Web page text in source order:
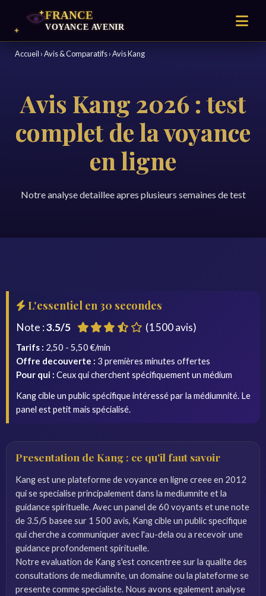
Accueil ›Avis & Comparatifs›Avis Kang
Avis Kang 2026 : test
complet de la voyance
en ligne
Notre analyse detaillee apres plusieurs semaines de test
L'essentiel en 30 secondes
Note :3.5/5 (1 500 avis)
Tarifs : 2,50 - 5,50 €/min
Offre decouverte : 3 premières minutes offertes
Pour qui : Ceux qui cherchent spécifiquement un médium
Kang cible un public spécifique intéressé par la médiumnité. Le
panel est petit mais spécialisé.
Presentation de Kang : ce qu'il faut savoir
Kang est une plateforme de voyance en ligne creee en 2012
qui se specialise principalement dans la mediumnite et la
guidance spirituelle. Avec un panel de 60 voyants et une note
de 3.5/5 basee sur 1 500 avis, Kang cible un public specifique
qui cherche a communiquer avec l'au-dela ou a recevoir une
guidance profondement spirituelle.
Notre evaluation de Kang s'est concentree sur la qualite des
consultations de mediumnite, un domaine ou la plateforme se
presente comme specialiste. Nous avons egalement analyse